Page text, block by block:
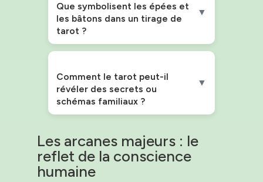
Que symbolisent les épées et
les bâtons dans un tirage de
tarot ?
▼
Comment le tarot peut-il
révéler des secrets ou
schémas familiaux ?
▼
Les arcanes majeurs : le
reflet de la conscience
humaine